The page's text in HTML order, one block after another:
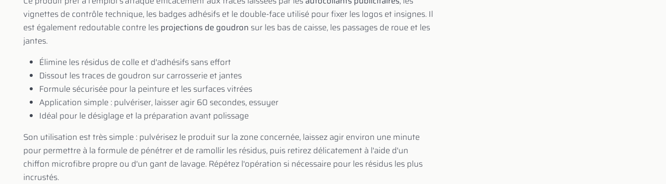
vignettes de contrôle technique, les badges adhésifs et le double-face utilisé pour fixer les logos et insignes. Il
est également redoutable contre lesprojections de goudron sur les bas de caisse, les passages de roue et les
jantes.
Élimine les résidus de colle et d'adhésifs sans effort
Dissout les traces de goudron sur carrosserie et jantes
Formule sécurisée pour la peinture et les surfaces vitrées
Application simple : pulvériser, laisser agir 60 secondes, essuyer
Idéal pour le désiglage et la préparation avant polissage
Son utilisation est très simple : pulvérisez le produit sur la zone concernée, laissez agir environ une minute
pour permettre à la formule de pénétrer et de ramollir les résidus, puis retirez délicatement à l'aide d'un
chiffon microfibre propre ou d'un gant de lavage. Répétez l'opération si nécessaire pour les résidus les plus
incrustés.